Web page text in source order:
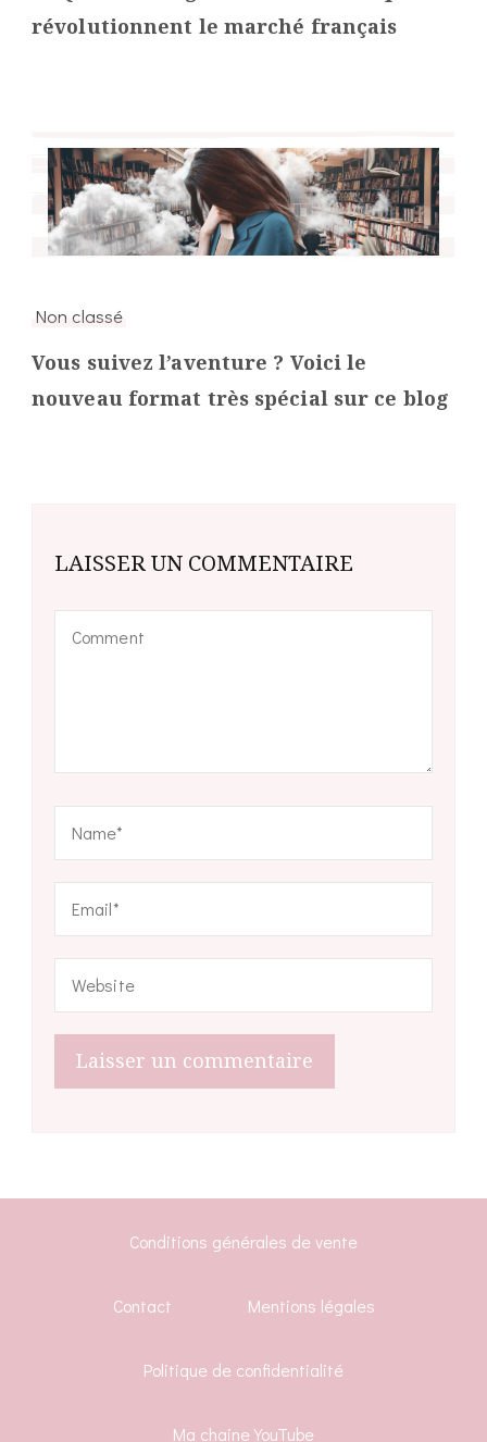
révolutionnent le marché français
Non classé
Vous suivez l’aventure ? Voici le
nouveau format très spécial sur ce blog
LAISSER UN COMMENTAIRE
Conditions générales de vente
Contact Mentions légales
Politique de confidentialité
Ma chaine YouTube